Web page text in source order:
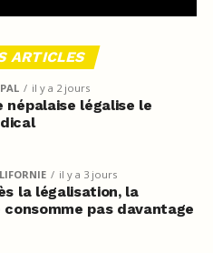
ARTICLES
il y a 2 jours
népalaise légalise le
il y a 3 jours
la légalisation, la
consomme pas davantage